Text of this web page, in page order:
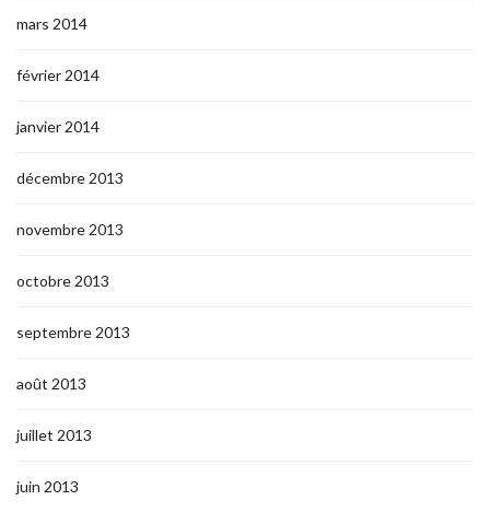
mars 2014
février 2014
janvier 2014
décembre 2013
novembre 2013
octobre 2013
septembre 2013
août 2013
juillet 2013
juin 2013